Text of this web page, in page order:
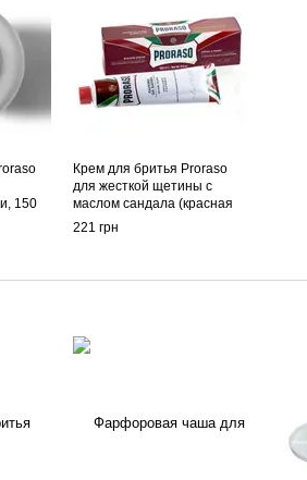
150
Крем для бритья Proraso
для жесткой щетины с
маслом сандала (красная
линия), 150 мл
221 грн